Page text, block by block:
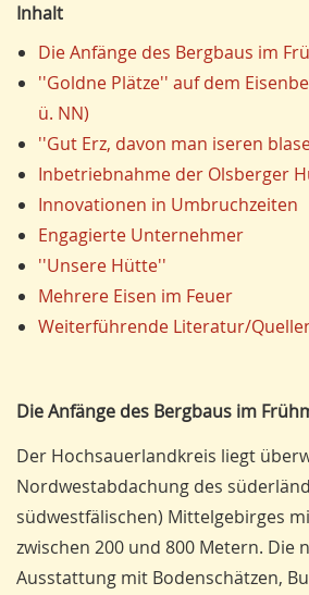
Inhalt
Die Anfänge des Bergbaus im
''Goldne Plätze'' auf dem
ü. NN)
''Gut Erz, davon man iseren
Inbetriebnahme der Olsberger
Innovationen in Umbruchzeiten
Engagierte Unternehmer
''Unsere Hütte''
Mehrere Eisen im Feuer
Weiterführende Literatur/
Die Anfänge des Bergbaus im
Der Hochsauerlandkreis liegt
Nordwestabdachung des
südwestfälischen) Mittelgebirges
zwischen 200 und 800 Metern. Die
Ausstattung mit Bodenschätzen,